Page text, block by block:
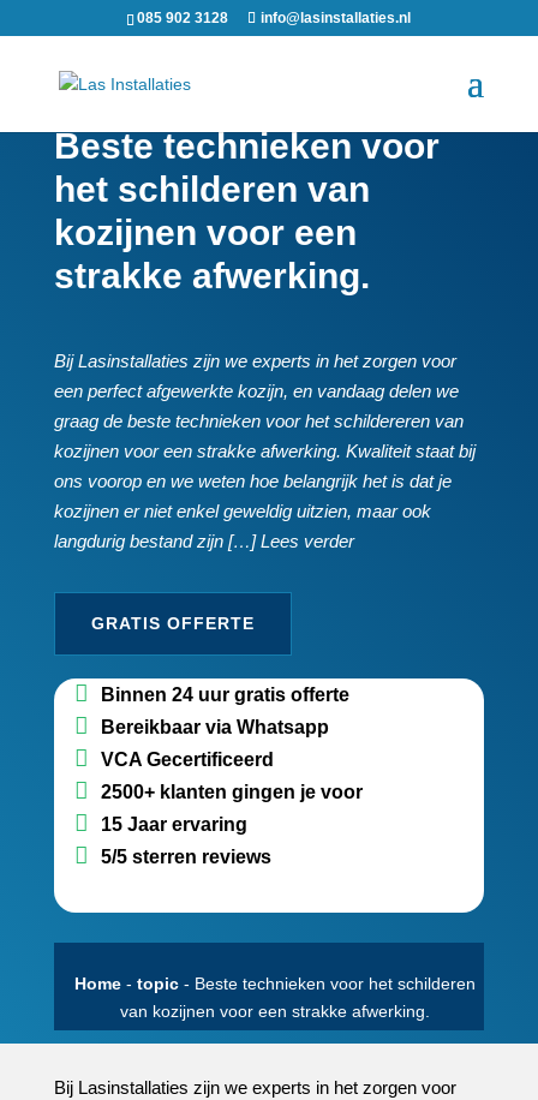
085 902 3128 info@lasinstallaties.nl
Beste technieken voor
het schilderen van
kozijnen voor een
strakke afwerking.​
Bij Lasinstallaties zijn we experts in het zorgen voor
een perfect afgewerkte kozijn, en vandaag delen we
graag de beste technieken voor het schildereren van
kozijnen voor een strakke afwerking.​ Kwaliteit staat bij
ons voorop en we weten hoe belangrijk het is dat je
kozijnen er niet enkel geweldig uitzien, maar ook
langdurig bestand zijn […] Lees verder
GRATIS OFFERTE
Binnen 24 uur gratis offerte
Bereikbaar via Whatsapp
VCA Gecertificeerd
2500+ klanten gingen je voor
15 Jaar ervaring
5/5 sterren reviews
Home- topic- Beste technieken voor het schilderen
van kozijnen voor een strakke afwerking.​
Bij Lasinstallaties zijn we experts in het zorgen voor